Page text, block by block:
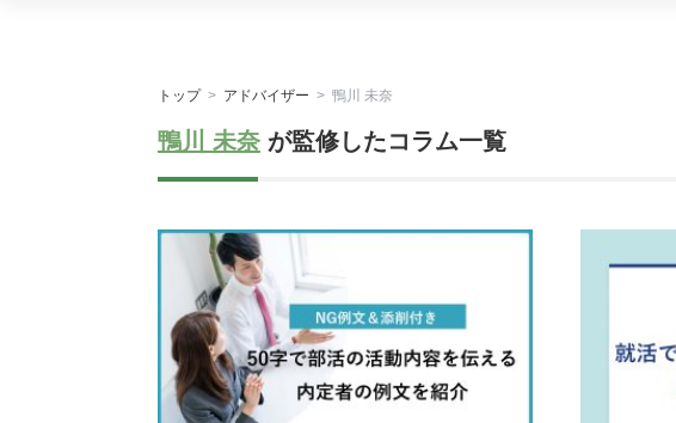
トップ アドバイザー 鴨川 未奈
鴨川 未奈 が監修したコラム一覧